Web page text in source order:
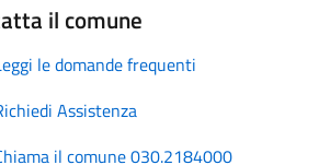
il comune
le domande frequenti
Assistenza
il comune 030.2184000